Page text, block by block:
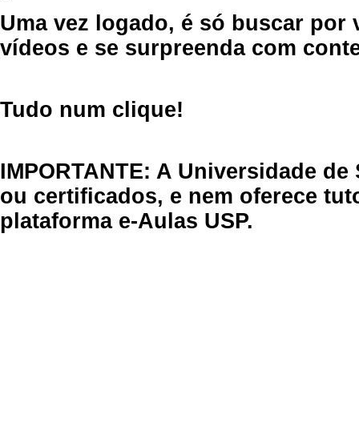
Uma vez logado, é só buscar por
vídeos e se surpreenda com
Tudo num clique!
IMPORTANTE: A Universidade
ou certificados, e nem oferece
plataforma e-Aulas USP.